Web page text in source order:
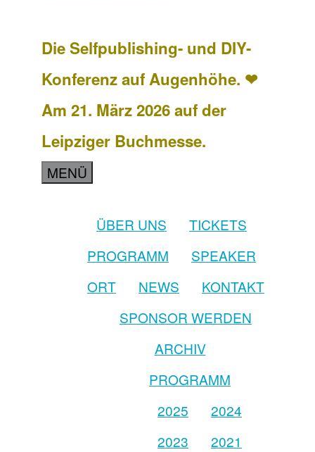
Die Selfpublishing- und DIY-
Konferenz auf Augenhöhe. ❤
Am 21. März 2026 auf der
Leipziger Buchmesse.
MENÜ
ÜBER UNS
TICKETS
PROGRAMM
SPEAKER
ORT
NEWS
KONTAKT
SPONSOR WERDEN
ARCHIV
PROGRAMM
2025
2024
2023
2021